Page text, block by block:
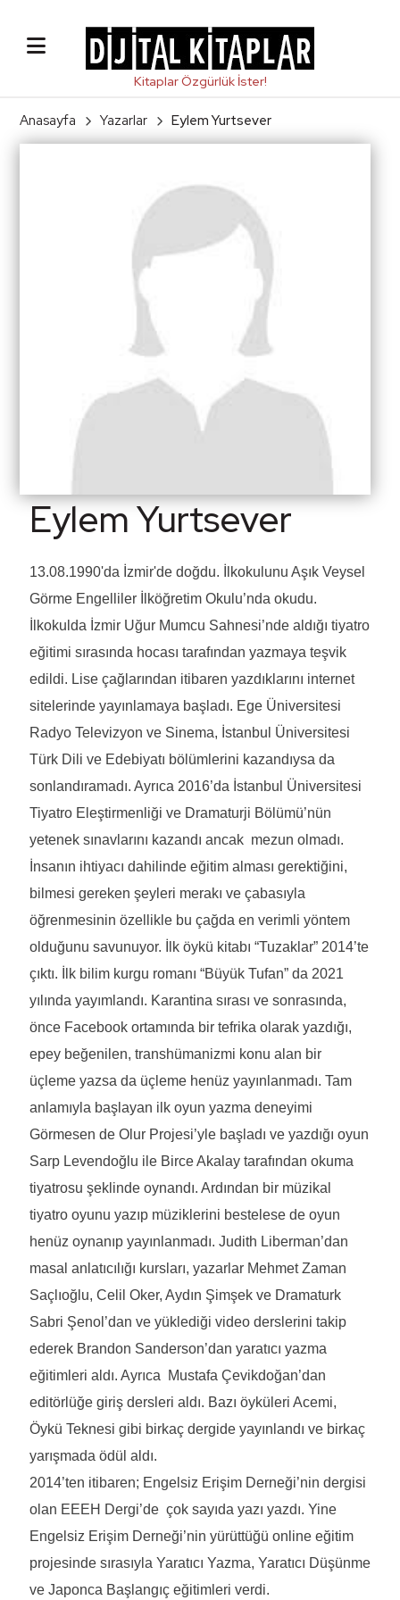
Anasayfa Yazarlar Eylem Yurtsever
Eylem Yurtsever
13.08.1990'da İzmir'de doğdu. İlkokulunu Aşık Veysel
Görme Engelliler İlköğretim Okulu’nda okudu.
İlkokulda İzmir Uğur Mumcu Sahnesi’nde aldığı tiyatro
eğitimi sırasında hocası tarafından yazmaya teşvik
edildi. Lise çağlarından itibaren yazdıklarını internet
sitelerinde yayınlamaya başladı. Ege Üniversitesi
Radyo Televizyon ve Sinema, İstanbul Üniversitesi
Türk Dili ve Edebiyatı bölümlerini kazandıysa da
sonlandıramadı. Ayrıca 2016’da İstanbul Üniversitesi
Tiyatro Eleştirmenliği ve Dramaturji Bölümü’nün
yetenek sınavlarını kazandı ancak mezun olmadı.
İnsanın ihtiyacı dahilinde eğitim alması gerektiğini,
bilmesi gereken şeyleri merakı ve çabasıyla
öğrenmesinin özellikle bu çağda en verimli yöntem
olduğunu savunuyor. İlk öykü kitabı “Tuzaklar” 2014’te
çıktı. İlk bilim kurgu romanı “Büyük Tufan” da 2021
yılında yayımlandı. Karantina sırası ve sonrasında,
önce Facebook ortamında bir tefrika olarak yazdığı,
epey beğenilen, transhümanizmi konu alan bir
üçleme yazsa da üçleme henüz yayınlanmadı. Tam
anlamıyla başlayan ilk oyun yazma deneyimi
Görmesen de Olur Projesi’yle başladı ve yazdığı oyun
Sarp Levendoğlu ile Birce Akalay tarafından okuma
tiyatrosu şeklinde oynandı. Ardından bir müzikal
tiyatro oyunu yazıp müziklerini bestelese de oyun
henüz oynanıp yayınlanmadı. Judith Liberman’dan
masal anlatıcılığı kursları, yazarlar Mehmet Zaman
Saçlıoğlu, Celil Oker, Aydın Şimşek ve Dramaturk
Sabri Şenol’dan ve yüklediği video derslerini takip
ederek Brandon Sanderson’dan yaratıcı yazma
eğitimleri aldı. Ayrıca Mustafa Çevikdoğan’dan
editörlüğe giriş dersleri aldı. Bazı öyküleri Acemi,
Öykü Teknesi gibi birkaç dergide yayınlandı ve birkaç
yarışmada ödül aldı.
2014’ten itibaren; Engelsiz Erişim Derneği’nin dergisi
olan EEEH Dergi’de çok sayıda yazı yazdı. Yine
Engelsiz Erişim Derneği’nin yürüttüğü online eğitim
projesinde sırasıyla Yaratıcı Yazma, Yaratıcı Düşünme
ve Japonca Başlangıç eğitimleri verdi.